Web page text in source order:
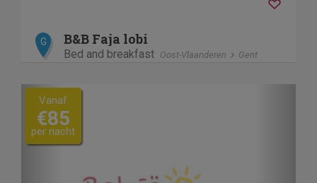
G B&B Faja lobi
Bed and breakfast Oost-Vlaanderen Gent
Previous
Vanaf
€85
per nacht